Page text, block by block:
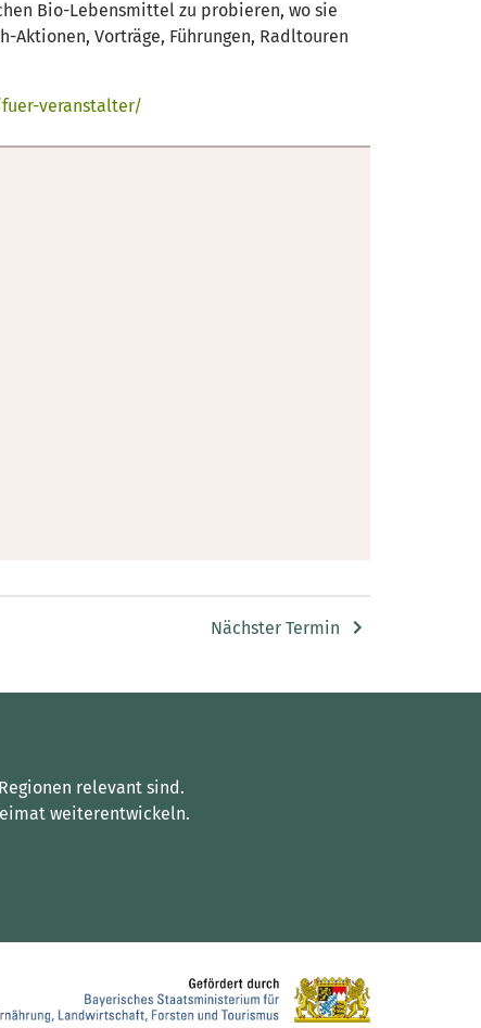
Bio-Lebensmittel zu probieren, wo sie
Aktionen, Vorträge, Führungen, Radltouren
veranstalter/
Nächster Termin
relevant sind.
weiterentwickeln.